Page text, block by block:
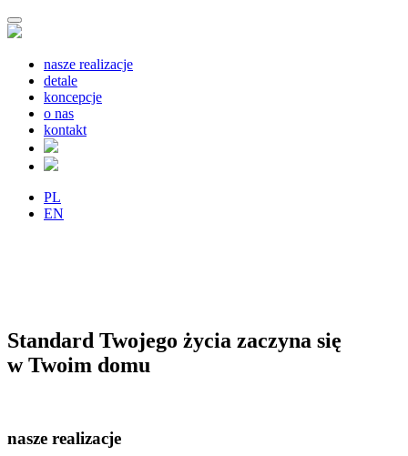
nasze realizacje
detale
koncepcje
o nas
kontakt
PL
EN
Standard Twojego życia zaczyna się
w Twoim domu
nasze realizacje